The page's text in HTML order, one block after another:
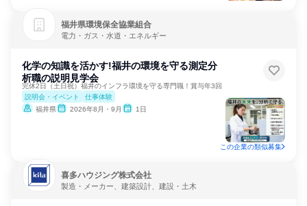
福井県環境保全協業組合
電力・ガス・水道・エネルギー
化学の知識を活かす!福井の環境を守る測定分
析職の説明見学会
完休2日（土日祝）福井のインフラ環境を守る専門職！賞与年3回
説明会・イベント
仕事体験
福井県
2026年8月・9月 1日
この企業の類似募集
喜多ハウジング株式会社
製造・メーカー、建築設計、建設・土木